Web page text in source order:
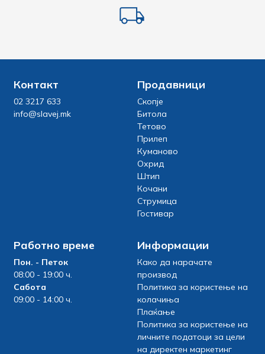
Контакт
02 3217 633
info@slavej.mk
Продавници
Скопје
Битола
Тетово
Прилеп
Куманово
Охрид
Штип
Кочани
Струмица
Гостивар
Работно време
Пон. - Петок
08:00 - 19:00 ч.
Сабота
09:00 - 14:00 ч.
Информации
Како да нарачате
производ
Политика за користење на
колачиња
Плаќање
Политика за користење на
личните податоци за цели
на директен маркетинг